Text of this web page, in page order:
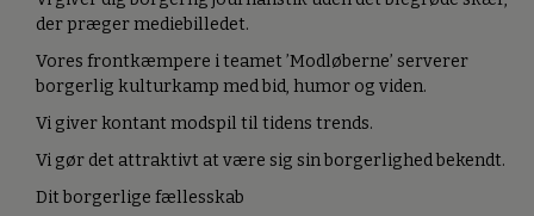
der præger mediebilledet.
Vores frontkæmpere i teamet ’Modløberne’ serverer
borgerlig kulturkamp med bid, humor og viden.
Vi giver kontant modspil til tidens trends.
Vi gør det attraktivt at være sig sin borgerlighed bekendt.
Dit borgerlige fællesskab